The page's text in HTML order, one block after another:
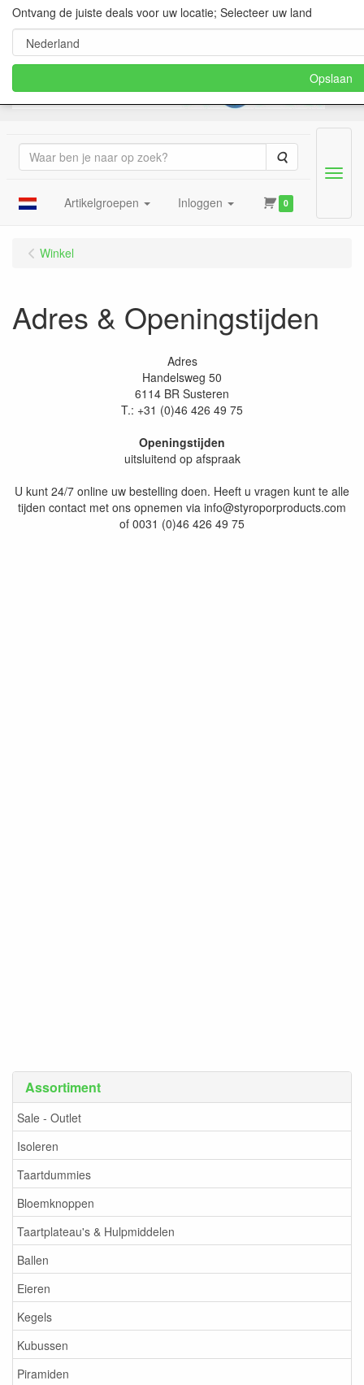
Zoeken
Artikelgroepen Inloggen 0
Menu
Assortiment
Sale - Outlet
Isoleren
Taartdummies
Bloemknoppen
Taartplateau's & Hulpmiddelen
Ballen
Eieren
Kegels
Kubussen
Piramiden
Winkel
Adres & Openingstijden
Adres
Handelsweg 50
6114 BR Susteren
T.: +31 (0)46 426 49 75
Openingstijden
uitsluitend op afspraak
U kunt 24/7 online uw bestelling doen. Heeft u vragen kunt te alle
tijden contact met ons opnemen via info@styroporproducts.com
of 0031 (0)46 426 49 75
Ontvang de juiste deals voor uw locatie; Selecteer uw land
Opslaan